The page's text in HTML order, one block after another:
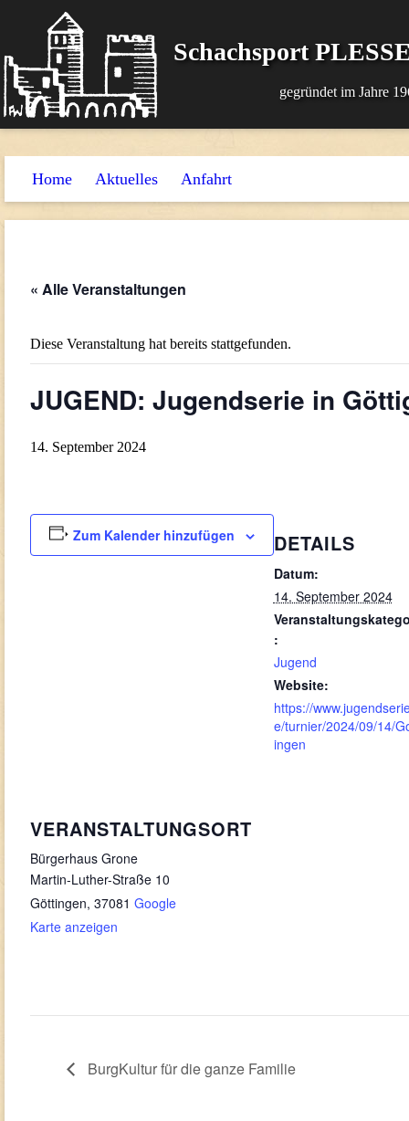
Schachsport
gegründet im Jahre
Home Aktuelles Anfahrt
« Alle Veranstaltungen
Diese Veranstaltung hat bereits stattgefunden.
JUGEND: Jugendserie in
14. September 2024
Zum Kalender hinzufügen DETAILS
Datum:
14. September 2024
:
Jugend
Website:
https://
e/turnier/2024/09/14/
ingen
VERANSTALTUNGSORT
Bürgerhaus Grone
Martin-Luther-Straße 10
Göttingen, 37081 Google
Karte anzeigen
BurgKultur für die ganze Familie